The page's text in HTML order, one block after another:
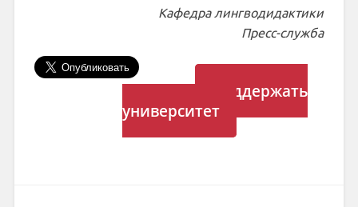
Кафедра лингводидактики
Пресс-служба
Поддержать
университет